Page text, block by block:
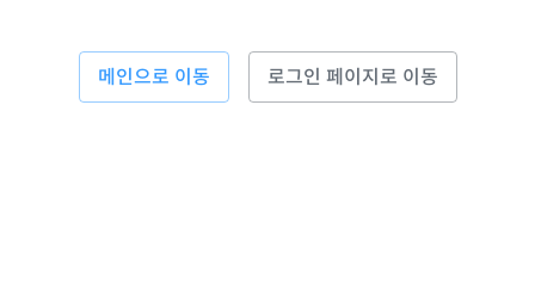
메인으로 이동 로그인 페이지로 이동